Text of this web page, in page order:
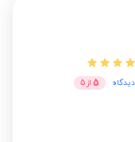
5 از 5